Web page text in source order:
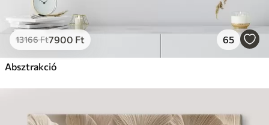
13166Ft7900 Ft 65
Absztrakció